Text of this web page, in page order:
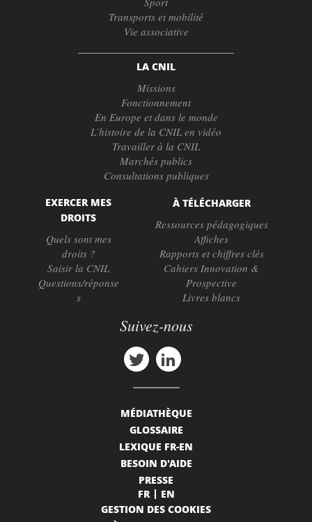
Transports et mobilité
Vie associative
LA CNIL
Missions
Fonctionnement
En Europe et dans le monde
L’histoire de la CNIL en vidéo
Travailler à la CNIL
Marchés publics
Consultations publiques
EXERCER MES
DROITS
Quels sont mes
droits ?
Saisir la CNIL
Questions/réponse
s
À TÉLÉCHARGER
Ressources pédagogiques
Affiches
Rapports et chiffres clés
Cahiers Innovation &
Prospective
Livres blancs
Suivez-nous
MÉDIATHÈQUE
GLOSSAIRE
LEXIQUE FR-EN
BESOIN D'AIDE
PRESSE
FR
EN
GESTION DES COOKIES